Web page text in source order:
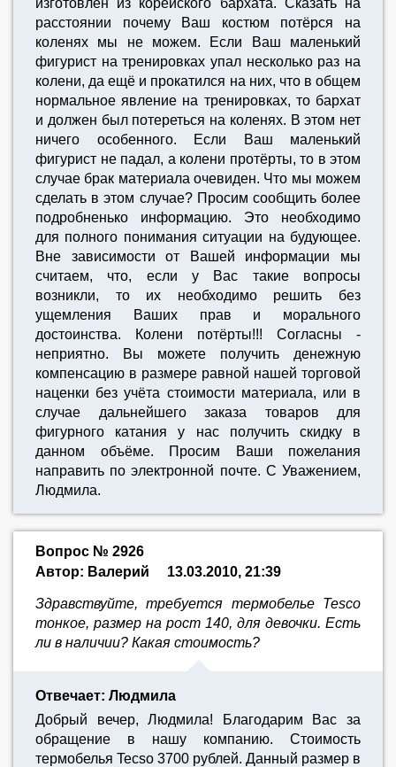
изготовлен из корейского бархата. Сказать на
расстоянии почему Ваш костюм потёрся на
коленях мы не можем. Если Ваш маленький
фигурист на тренировках упал несколько раз на
колени, да ещё и прокатился на них, что в общем
нормальное явление на тренировках, то бархат
и должен был потереться на коленях. В этом нет
ничего особенного. Если Ваш маленький
фигурист не падал, а колени протёрты, то в этом
случае брак материала очевиден. Что мы можем
сделать в этом случае? Просим сообщить более
подробненько информацию. Это необходимо
для полного понимания ситуации на будующее.
Вне зависимости от Вашей информации мы
считаем, что, если у Вас такие вопросы
возникли, то их необходимо решить без
ущемления Ваших прав и морального
достоинства. Колени потёрты!!! Согласны -
неприятно. Вы можете получить денежную
компенсацию в размере равной нашей торговой
наценки без учёта стоимости материала, или в
случае дальнейшего заказа товаров для
фигурного катания у нас получить скидку в
данном объёме. Просим Ваши пожелания
направить по электронной почте. С Уважением,
Людмила.
Вопрос № 2926
Автор: Валерий
13.03.2010, 21:39
Здравствуйте, требуется термобелье Tesco
тонкое, размер на рост 140, для девочки. Есть
ли в наличии? Какая стоимость?
Отвечает: Людмила
Добрый вечер, Людмила! Благодарим Вас за
обращение в нашу компанию. Стоимость
термобелья Tecso 3700 рублей. Данный размер в